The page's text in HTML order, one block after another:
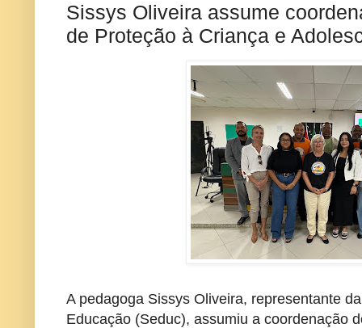
Sissys Oliveira assume
de Proteção à Criança e
A pedagoga Sissys Oliveira, representante
Educação (Seduc), assumiu a coordenação